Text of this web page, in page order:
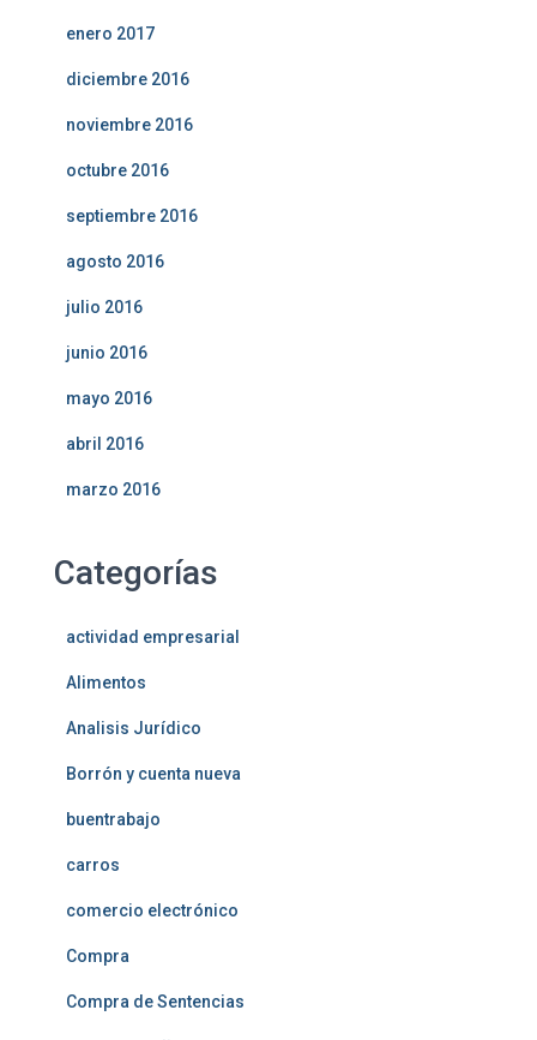
enero 2017
diciembre 2016
noviembre 2016
octubre 2016
septiembre 2016
agosto 2016
julio 2016
junio 2016
mayo 2016
abril 2016
marzo 2016
Categorías
actividad empresarial
Alimentos
Analisis Jurídico
Borrón y cuenta nueva
buentrabajo
carros
comercio electrónico
Compra
Compra de Sentencias